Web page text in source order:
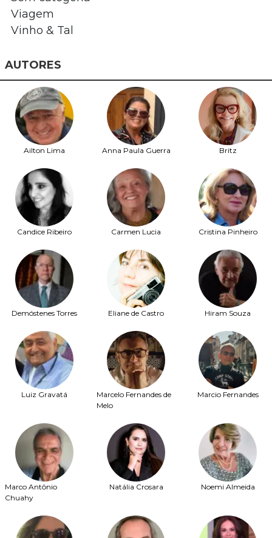
Viagem
Vinho & Tal
AUTORES
Ailton Lima Anna Paula Guerra Britz
Candice Ribeiro Carmen Lucia Cristina Pinheiro
Demóstenes Torres Eliane de Castro Hiram Souza
Luiz Gravatá
Marcelo Fernandes de
Melo
Marcio Fernandes
Marco Antônio
Chuahy
Natália Crosara Noemi Almeida